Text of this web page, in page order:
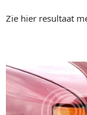
Zie hier resultaat